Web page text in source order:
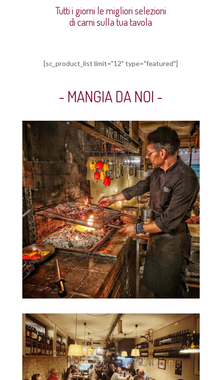
Tutti i giorni le migliori selezioni
di carni sulla tua tavola
[sc_product_list limit="12" type="featured"]
- MANGIA DA NOI -